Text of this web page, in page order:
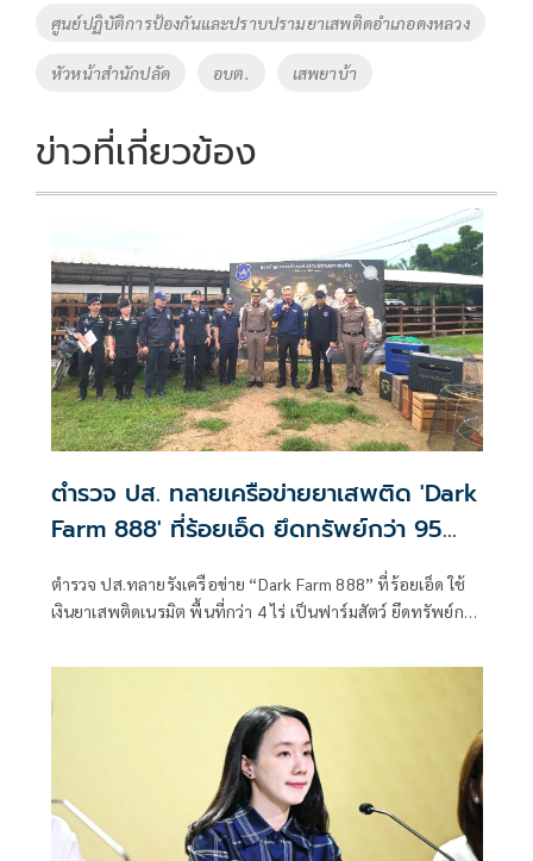
ศูนย์ปฏิบัติการป้องกันและปราบปรามยาเสพติดอำเภอดงหลวง
หัวหน้าสำนักปลัด อบต. เสพยาบ้า
ข่าวที่เกี่ยวข้อง
ตำรวจ ปส. ทลายเครือข่ายยาเสพติด 'Dark
Farm 888' ที่ร้อยเอ็ด ยึดทรัพย์กว่า 95
ตำรวจ ปส.ทลายรังเครือข่าย “Dark Farm 888” ที่ร้อยเอ็ด ใช้
เงินยาเสพติดเนรมิต พื้นที่กว่า 4 ไร่ เป็นฟาร์มสัตว์ ยึดทรัพย์กว่า